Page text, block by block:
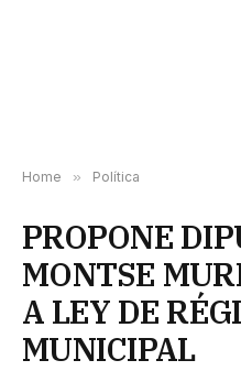
Home » Política
PROPONE
MONTSE
A LEY DE
MUNICIPAL